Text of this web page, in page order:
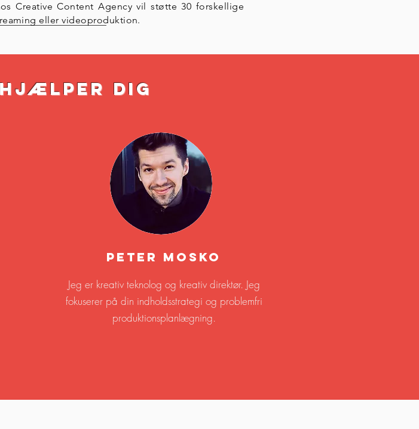
Creative Content Agency vil støtte 30 forskellige
eller videoproduktion.
dig
Peter Mosko
Jeg er kreativ teknolog og kreativ direktør. Jeg
fokuserer på din indholdsstrategi og problemfri
produktionsplanlægning.